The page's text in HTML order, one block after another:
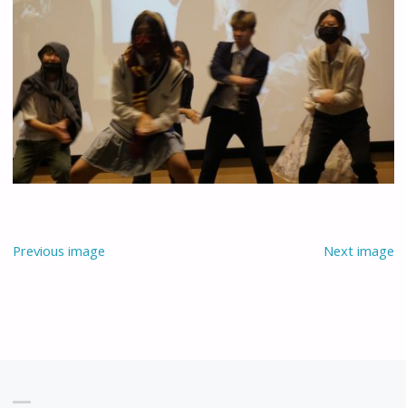
Previous image Next image